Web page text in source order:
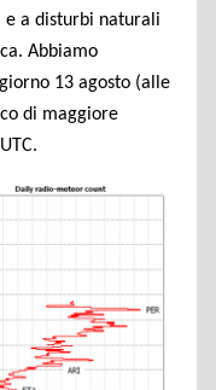
a disturbi naturali
Abbiamo
13 agosto (alle
di maggiore